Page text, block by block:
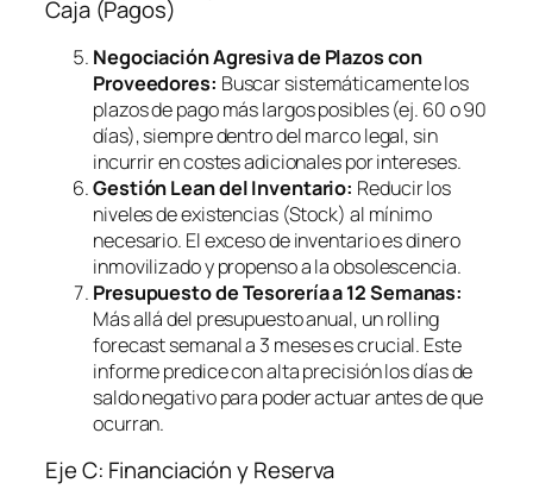
Caja (Pagos)
Negociación Agresiva de Plazos con
Proveedores: Buscar sistemáticamente los
plazos de pago más largos posibles (ej. 60 o 90
días), siempre dentro del marco legal, sin
incurrir en costes adicionales por intereses.
Gestión Lean del Inventario: Reducir los
niveles de existencias (Stock) al mínimo
necesario. El exceso de inventario es dinero
inmovilizado y propenso a la obsolescencia.
Presupuesto de Tesorería a 12 Semanas:
Más allá del presupuesto anual, unrolling
forecastsemanal a 3 meses es crucial. Este
informe predice con alta precisión los días de
saldo negativo para poder actuar antes de que
ocurran.
Eje C: Financiación y Reserva